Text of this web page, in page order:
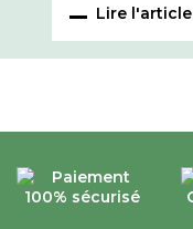
Lire l'article